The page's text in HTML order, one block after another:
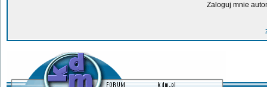
Zaloguj mnie